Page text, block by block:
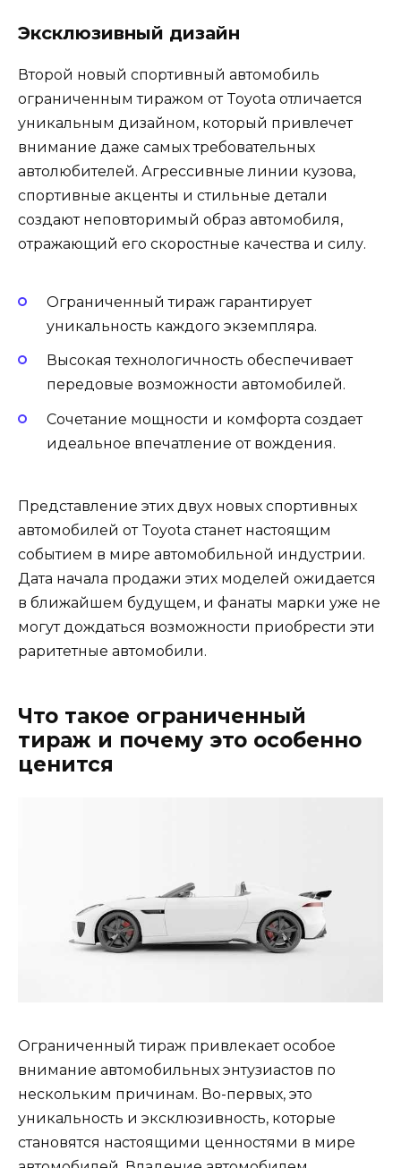
Эксклюзивный дизайн
Второй новый спортивный автомобиль
ограниченным тиражом от Toyota отличается
уникальным дизайном, который привлечет
внимание даже самых требовательных
автолюбителей. Агрессивные линии кузова,
спортивные акценты и стильные детали
создают неповторимый образ автомобиля,
отражающий его скоростные качества и силу.
Ограниченный тираж гарантирует
уникальность каждого экземпляра.
Высокая технологичность обеспечивает
передовые возможности автомобилей.
Сочетание мощности и комфорта создает
идеальное впечатление от вождения.
Представление этих двух новых спортивных
автомобилей от Toyota станет настоящим
событием в мире автомобильной индустрии.
Дата начала продажи этих моделей ожидается
в ближайшем будущем, и фанаты марки уже не
могут дождаться возможности приобрести эти
раритетные автомобили.
Что такое ограниченный
тираж и почему это особенно
ценится
Ограниченный тираж привлекает особое
внимание автомобильных энтузиастов по
нескольким причинам. Во-первых, это
уникальность и эксклюзивность, которые
становятся настоящими ценностями в мире